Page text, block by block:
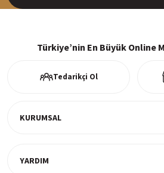
Türkiye’nin En Büyük Online
Tedarikçi Ol
KURUMSAL
YARDIM